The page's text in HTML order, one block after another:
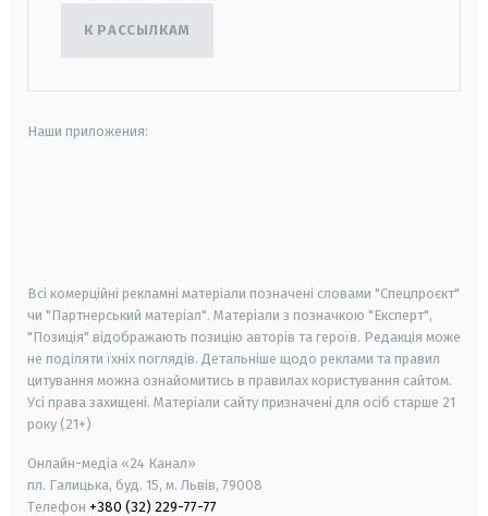
К РАССЫЛКАМ
Наши приложения:
Всі комерційні рекламні матеріали позначені словами "Спецпроєкт"
чи "Партнерський матеріал". Матеріали з позначкою "Експерт",
"Позиція" відображають позицію авторів та героїв. Редакція може
не поділяти їхніх поглядів. Детальніше щодо реклами та правил
цитування можна ознайомитись в правилах користування сайтом.
Усі права захищені. Матеріали сайту призначені для осіб старше 21
року (21+)
Онлайн-медіа «24 Канал»
пл. Галицька, буд. 15, м. Львів, 79008
Телефон +380 (32) 229-77-77